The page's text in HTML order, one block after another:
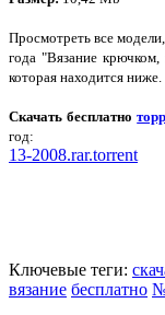
Просмотреть все
года "Вязание
которая находится ниже.
Скачать бесплатно
год:
13-2008.rar.torrent
Ключевые теги:
вязание бесплатно